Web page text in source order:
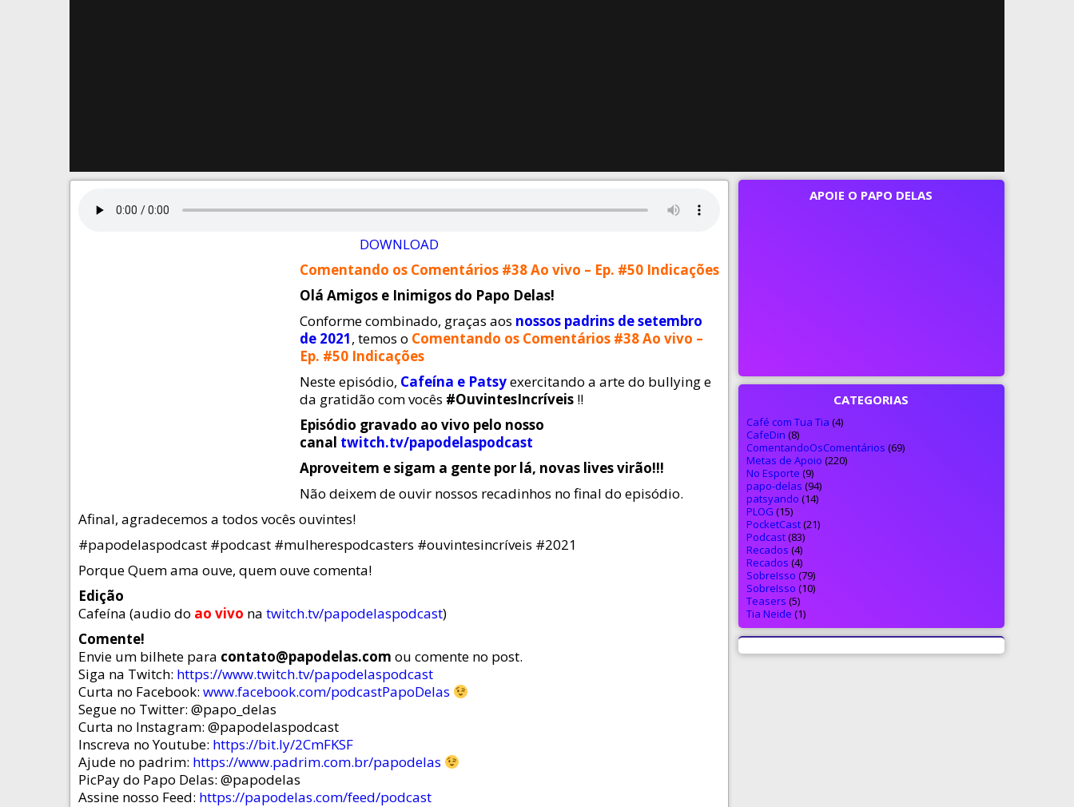
DOWNLOAD
Comentando os Comentários #38 Ao vivo – Ep. #50 Indicações
Olá Amigos e Inimigos do Papo Delas!
Conforme combinado, graças aos nossos padrins de setembro
de 2021, temos o Comentando os Comentários #38 Ao vivo –
Ep. #50 Indicações
Neste episódio, Cafeína e Patsyexercitando a arte do bullying e
da gratidão com vocês #OuvintesIncríveis !!
Episódio gravado ao vivo pelo nosso
canal twitch.tv/papodelaspodcast
Aproveitem e sigam a gente por lá, novas lives virão!!!
Não deixem de ouvir nossos recadinhos no final do episódio.
Afinal, agradecemos a todos vocês ouvintes!
#papodelaspodcast #podcast #mulherespodcasters #ouvintesincríveis #2021
Porque Quem ama ouve, quem ouve comenta!
Edição
Cafeína (audio do ao vivo na twitch.tv/papodelaspodcast)
Comente!
Envie um bilhete para contato@papodelas.com ou comente no post.
Siga na Twitch: https://www.twitch.tv/papodelaspodcast
Curta no Facebook: www.facebook.com/podcastPapoDelas
Segue no Twitter: @papo_delas
Curta no Instagram: @papodelaspodcast
Inscreva no Youtube: https://bit.ly/2CmFKSF
Ajude no padrim: https://www.padrim.com.br/papodelas
PicPay do Papo Delas: @papodelas
Assine nosso Feed: https://papodelas.com/feed/podcast
APOIE O PAPO DELAS
CATEGORIAS
Café com Tua Tia (4)
CafeDin (8)
ComentandoOsComentários (69)
Metas de Apoio (220)
No Esporte (9)
papo-delas (94)
patsyando (14)
PLOG (15)
PocketCast(21)
Podcast(83)
Recados (4)
Recados (4)
SobreIsso (79)
SobreIsso (10)
Teasers (5)
Tia Neide (1)